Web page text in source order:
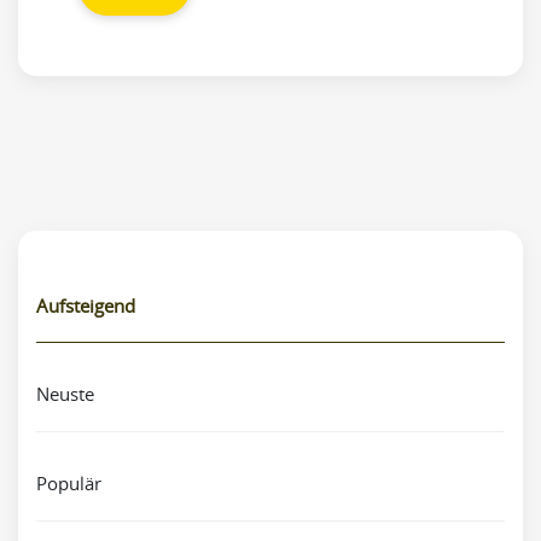
Aufsteigend
Neuste
Populär